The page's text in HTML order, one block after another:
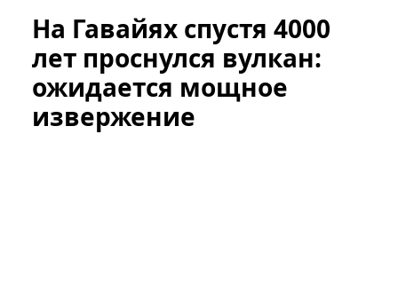
На Гавайях спустя 4000
лет проснулся вулкан:
ожидается мощное
извержение